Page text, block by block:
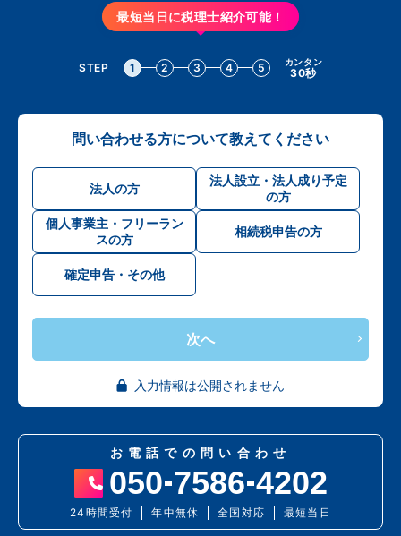
最短当日に税理士紹介可能！
STEP 1 2 3 4 5 カンタン
30秒
問い合わせる方について教えてください
法人の方
法人設立・法人成り予定
の方
個人事業主・フリーラン
スの方
相続税申告の方
確定申告・その他
次へ
入力情報は公開されません
お電話での問い合わせ
050 7586 4202
24時間受付 年中無休 全国対応 最短当日